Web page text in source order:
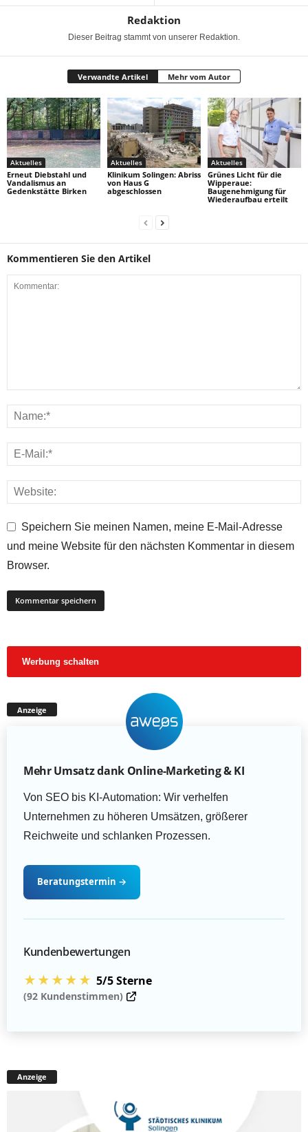
Redaktion
Dieser Beitrag stammt von unserer Redaktion.
Verwandte Artikel Mehr vom Autor
Aktuelles
Erneut Diebstahl und
Vandalismus an
Gedenkstätte Birken
Aktuelles
Klinikum Solingen: Abriss
von Haus G
abgeschlossen
Aktuelles
Grünes Licht für die
Wipperaue:
Baugenehmigung für
Wiederaufbau erteilt
Kommentieren Sie den Artikel
Speichern Sie meinen Namen, meine E-Mail-Adresse
und meine Website für den nächsten Kommentar in diesem
Browser.
Werbung schalten
Anzeige
Mehr Umsatz dank Online-Marketing & KI
Von SEO bis KI-Automation: Wir verhelfen
Unternehmen zu höheren Umsätzen, größerer
Reichweite und schlanken Prozessen.
Beratungstermin →
Kundenbewertungen
★★★★★ 5/5 Sterne
(92 Kundenstimmen)
Anzeige